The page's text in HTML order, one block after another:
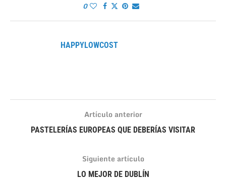
0
HAPPYLOWCOST
Artículo anterior
PASTELERÍAS EUROPEAS QUE DEBERÍAS VISITAR
Siguiente artículo
LO MEJOR DE DUBLÍN